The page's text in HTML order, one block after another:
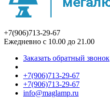
+7(906)713-29-67
Ежедневно с 10.00 до 21.00
Заказать обратный звонок
+7(906)713-29-67
+7(906)713-29-67
info@maglamp.ru